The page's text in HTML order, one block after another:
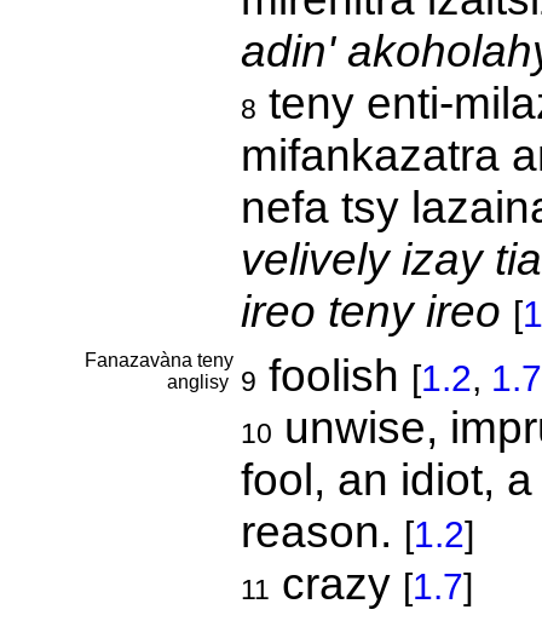
adin'
8 teny enti-
mifankazatra
nefa tsy
velively izay
ireo teny ireo [
Fanazavàna teny
anglisy
9 foolish [1.2, 1.7
10 unwise,
fool, an idiot,
reason. [1.2]
11 crazy [1.7]